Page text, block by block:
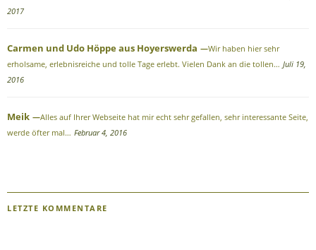
2017
Carmen und Udo Höppe aus Hoyerswerda
Wir haben hier sehr
erholsame, erlebnisreiche und tolle Tage erlebt. Vielen Dank an die tollen… Juli 19,
2016
Meik
Alles auf Ihrer Webseite hat mir echt sehr gefallen, sehr interessante Seite,
werde öfter mal… Februar 4, 2016
LETZTE KOMMENTARE